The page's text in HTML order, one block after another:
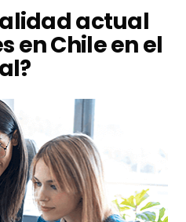
actual
en Chile en el